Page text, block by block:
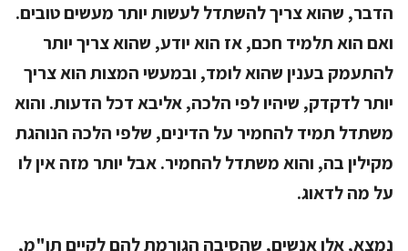
הדבר, שהוא צריך להשתדל לעשות יותר מעשים טובים.
ואם הוא תלמיד חכם, אז הוא יודע, שהוא צריך יותר
להתעמק בענין שהוא לומד, ובמעשי המצות הוא צריך
יותר לדקדק, שיהיו לפי הלכה, אליבא דכל הדעות. והוא
משתדל תמיד להחמיר על הדינים, שלפי הלכה הנוהגת
מקילין בה, והוא משתדל להחמיר. אבל יותר מזה אין לו
על מה לדאוג.
נמצא, אלו אנשים, שהסיבה הגורמת להם לקיים תו"מ,